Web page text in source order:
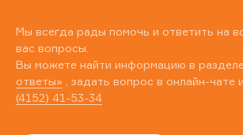
Мы всегда рады помочь и ответить на
вас вопросы.
Вы можете найти информацию в
ответы» , задать вопрос в онлайн-чате
(4152) 41-53-34